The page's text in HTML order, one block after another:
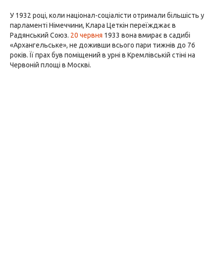
У 1932 році, коли націонал-соціалісти отримали більшість у
парламенті Німеччини, Клара Цеткін переїжджає в
Радянський Союз. 20 червня 1933 вона вмирає в садибі
«Архангельське», не доживши всього пари тижнів до 76
років. Її прах був поміщений в урні в Кремлівській стіні на
Червоній площі в Москві.